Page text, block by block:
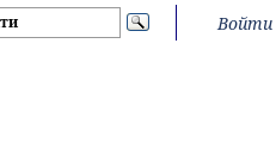
Войти